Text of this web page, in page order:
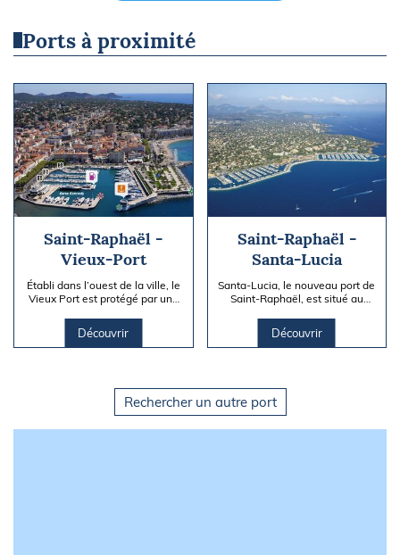
Ports à proximité
Saint-Raphaël -
Vieux-Port
Établi dans l’ouest de la ville, le
Vieux Port est protégé par une
postes d’amarrage...
Découvrir
Saint-Raphaël -
Santa-Lucia
Santa-Lucia, le nouveau port de
Saint-Raphaël, est situé au
composé de 2 bassins :...
Découvrir
Rechercher un autre port